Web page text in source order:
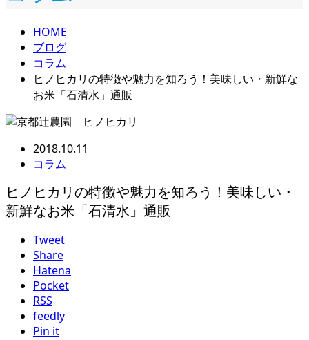
HOME
ブログ
コラム
ヒノヒカリの特徴や魅力を知ろう！美味しい・新鮮な
お米「石清水」通販
2018.10.11
コラム
ヒノヒカリの特徴や魅力を知ろう！美味しい・
新鮮なお米「石清水」通販
Tweet
Share
Hatena
Pocket
RSS
feedly
Pin it